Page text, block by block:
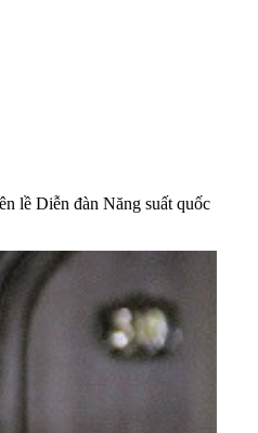
lề Diễn đàn Năng suất quốc